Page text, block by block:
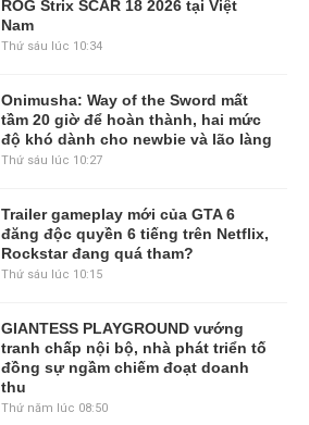
ROG Strix SCAR 18 2026 tại Việt
Nam
Thứ sáu lúc 10:34
Onimusha: Way of the Sword mất
tầm 20 giờ để hoàn thành, hai mức
độ khó dành cho newbie và lão làng
Thứ sáu lúc 10:27
Trailer gameplay mới của GTA 6
đăng độc quyền 6 tiếng trên Netflix,
Rockstar đang quá tham?
Thứ sáu lúc 10:15
GIANTESS PLAYGROUND vướng
tranh chấp nội bộ, nhà phát triển tố
đồng sự ngầm chiếm đoạt doanh
thu
Thứ năm lúc 08:50